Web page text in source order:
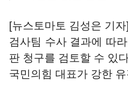
[뉴스토마토 김성은 기
검사팀 수사 결과에 따
판 청구를 검토할 수 있
국민의힘 대표가 강한